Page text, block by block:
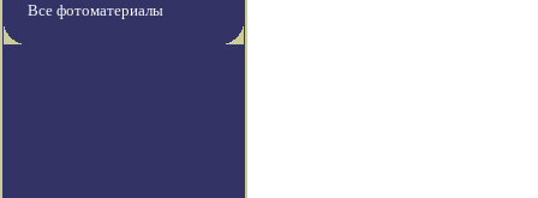
Все фотоматериалы